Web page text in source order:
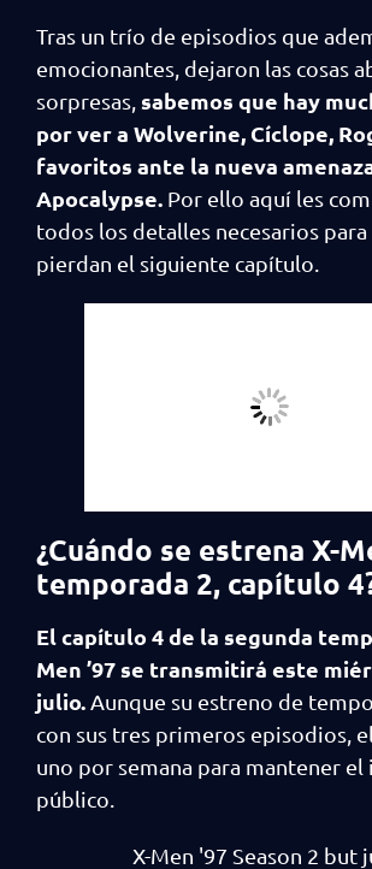
Tras un trío de episodios que
emocionantes, dejaron las cosas
sorpresas, sabemos que hay
por ver a Wolverine, Cíclope,
favoritos ante la nueva
Apocalypse. Por ello aquí les
todos los detalles necesarios para
pierdan el siguiente capítulo.
¿Cuándo se estrena X-
temporada 2, capítulo
El capítulo 4 de la segunda
Men ’97 se transmitirá este
julio. Aunque su estreno de
con sus tres primeros episodios,
uno por semana para mantener el
público.
X-Men '97 Season 2 but